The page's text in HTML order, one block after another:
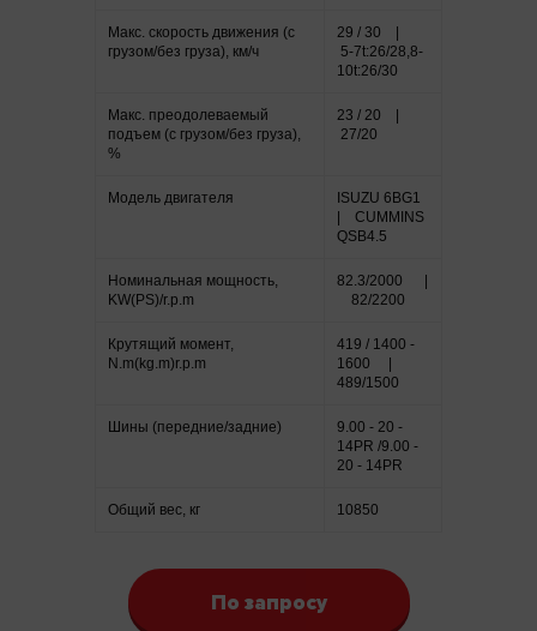
Макс. скорость движения (с
грузом/без груза), км/ч
29 / 30 |
5-7t:26/28,8-
10t:26/30
Макс. преодолеваемый
подъем (с грузом/без груза),
%
23 / 20 |
27/20
Модель двигателя
ISUZU 6BG1
| CUMMINS
QSB4.5
Номинальная мощность,
KW(PS)/r.p.m
82.3/2000 |
82/2200
Крутящий момент,
N.m(kg.m)r.p.m
419 / 1400 -
1600 |
489/1500
Шины (передние/задние)
9.00 - 20 -
14PR /9.00 -
20 - 14PR
Общий вес, кг 10850
По запросу